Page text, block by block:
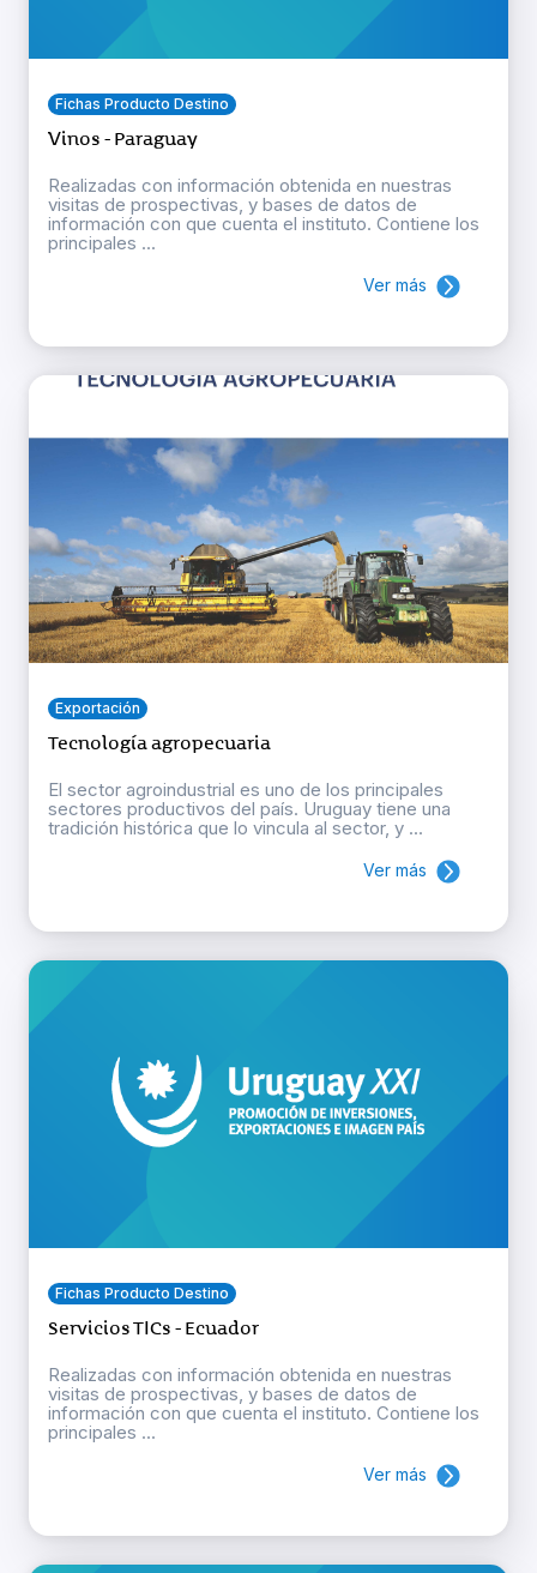
Fichas Producto Destino
Vinos - Paraguay
Realizadas con información obtenida en nuestras
visitas de prospectivas, y bases de datos de
información con que cuenta el instituto. Contiene los
principales ...
Ver más
Exportación
Tecnología agropecuaria
El sector agroindustrial es uno de los principales
sectores productivos del país. Uruguay tiene una
tradición histórica que lo vincula al sector, y ...
Ver más
Fichas Producto Destino
Servicios TICs - Ecuador
Realizadas con información obtenida en nuestras
visitas de prospectivas, y bases de datos de
información con que cuenta el instituto. Contiene los
principales ...
Ver más